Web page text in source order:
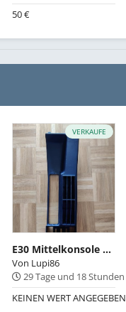
50 €
VERKAUFE
E30 Mittelkonsole Vfl Kasette 18842460
Von Lupi86
29 Tage und 18 Stunden
KEINEN WERT ANGEGEBEN